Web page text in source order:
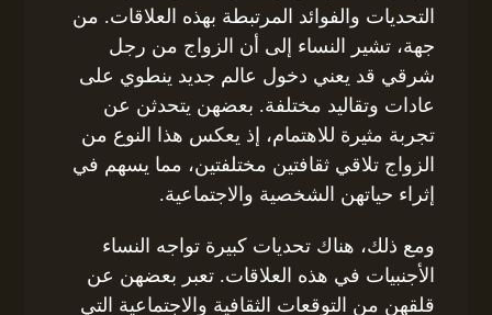
التحديات والفوائد المرتبطة بهذه العلاقات. من
جهة، تشير النساء إلى أن الزواج من رجل
شرقي قد يعني دخول عالم جديد ينطوي على
عادات وتقاليد مختلفة. بعضهن يتحدثن عن
تجربة مثيرة للاهتمام، إذ يعكس هذا النوع من
الزواج تلاقي ثقافتين مختلفتين، مما يسهم في
إثراء حياتهن الشخصية والاجتماعية.
ومع ذلك، هناك تحديات كبيرة تواجه النساء
الأجنبيات في هذه العلاقات. تعبر بعضهن عن
قلقهن من التوقعات الثقافية والاجتماعية التي